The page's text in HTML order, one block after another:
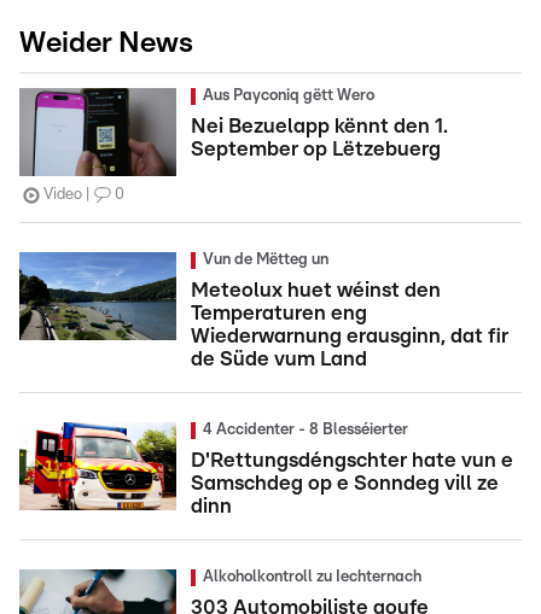
Weider News
Aus Payconiq gëtt Wero
Nei Bezuelapp kënnt den 1.
September op Lëtzebuerg
Video 0
Vun de Mëtteg un
Meteolux huet wéinst den
Temperaturen eng
Wiederwarnung erausginn, dat fir
de Süde vum Land
4 Accidenter - 8 Blesséierter
D'Rettungsdéngschter hate vun e
Samschdeg op e Sonndeg vill ze
dinn
Alkoholkontroll zu Iechternach
303 Automobiliste goufe